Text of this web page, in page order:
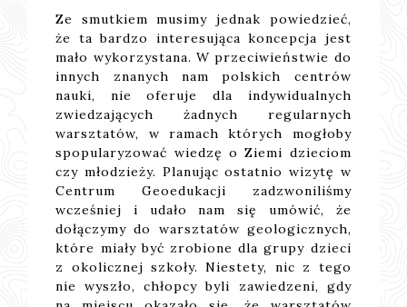
Ze smutkiem musimy jednak powiedzieć,
że ta bardzo interesująca koncepcja jest
mało wykorzystana. W przeciwieństwie do
innych znanych nam polskich centrów
nauki, nie oferuje dla indywidualnych
zwiedzających żadnych regularnych
warsztatów, w ramach których mogłoby
spopularyzować wiedzę o Ziemi dzieciom
czy młodzieży. Planując ostatnio wizytę w
Centrum Geoedukacji zadzwoniliśmy
wcześniej i udało nam się umówić, że
dołączymy do warsztatów geologicznych,
które miały być zrobione dla grupy dzieci
z okolicznej szkoły. Niestety, nic z tego
nie wyszło, chłopcy byli zawiedzeni, gdy